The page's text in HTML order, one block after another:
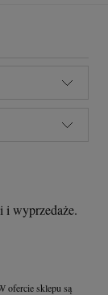
i wyprzedaże.
ofercie sklepu są